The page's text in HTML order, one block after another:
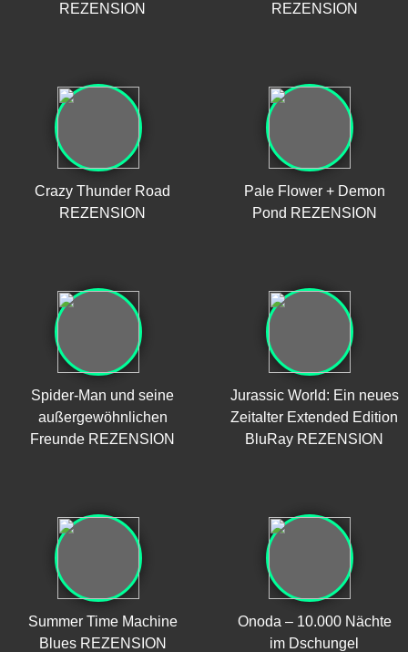
REZENSION
REZENSION
Crazy Thunder Road
REZENSION
Pale Flower + Demon
Pond REZENSION
Spider-Man und seine
außergewöhnlichen
Freunde REZENSION
Jurassic World: Ein neues
Zeitalter Extended Edition
BluRay REZENSION
Summer Time Machine
Blues REZENSION
Onoda – 10.000 Nächte
im Dschungel